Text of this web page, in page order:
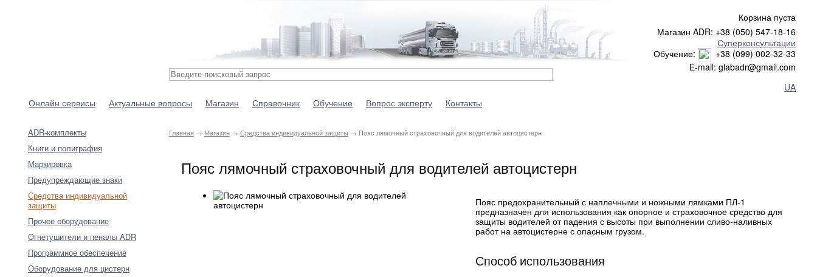
Магазин ADR: +38 (050) 547-18-16
Суперконсультации
Обучение:
+38 (099) 002-32-33
E-mail: glabadr@gmail.com
UA
Онлайн сервисы
Актуальные вопросы Магазин Справочник Обучение Вопрос эксперту Контакты
Корзина пуста
ADR-комплекты
Книги и полиграфия
Маркировка
Предупреждающие знаки
Средства индивидуальной
защиты
Прочее оборудование
Огнетушители и пеналы ADR
Программное обеспечение
Оборудование для цистерн
Главная→ Магазин→ Средства индивидуальной защиты → Пояс лямочный страховочный для водителей автоцистерн
Пояс лямочный страховочный для водителей автоцистерн
Пояс предохранительный с наплечными и ножными лямками ПЛ-1
предназначен для использования как опорное и страховочное средство для
защиты водителей от падения с высоты при выполнении сливо-наливных
работ на автоцистерне с опасным грузом.
Способ использования